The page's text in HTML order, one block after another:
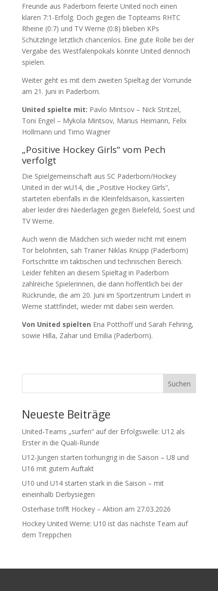
Freunde aus Paderborn feierte United noch einen
klaren 7:1-Erfolg. Doch gegen die Topteams RHTC
Rheine (0:7) und TV Werne (0:8) blieben KPs
Schützlinge letztlich chancenlos. Eine gute Rolle bei der
Vergabe des Westfalenpokals könnte United dennoch
spielen.
Weiter geht es mit dem zweiten Spieltag der Vorrunde
am 21. Juni in Paderborn.
United spielte mit: Pavlo Mintsov – Nick Stritzel,
Toni Engel – Mykola Mintsov, Marius Heimann, Felix
Hollmann und Timo Wagner
„Positive Hockey Girls“ vom Pech
verfolgt
Die Spielgemeinschaft aus SC Paderborn/Hockey
United in der wU14, die „Positive Hockey Girls“,
starteten ebenfalls in die Kleinfeldsaison, kassierten
aber leider drei Niederlagen gegen Bielefeld, Soest und
TV Werne.
Auch wenn die Mädchen sich wieder nicht mit einem
Tor belohnten, sah Trainer Niklas Knüpp (Paderborn)
Fortschritte im taktischen und technischen Bereich.
Leider fehlten an diesem Spieltag in Paderborn
zahlreiche Spielerinnen, die dann hoffentlich bei der
Rückrunde, die am 20. Juni im Sportzentrum Lindert in
Werne stattfindet, wieder mit dabei sein werden.
Von United spielten Ena Potthoff und Sarah Fehring,
sowie Hilla, Zahar und Emilia (Paderborn).
Suchen
Neueste Beiträge
United-Teams „surfen“ auf der Erfolgswelle: U12 als
Erster in die Quali-Runde
U12-Jungen starten torhungrig in die Saison – U8 und
U16 mit gutem Auftakt
U10 und U14 starten stark in die Saison – mit
eineinhalb Derbysiegen
Osterhase trifft Hockey – Aktion am 27.03.2026
Hockey United Werne: U10 ist das nächste Team auf
dem Treppchen